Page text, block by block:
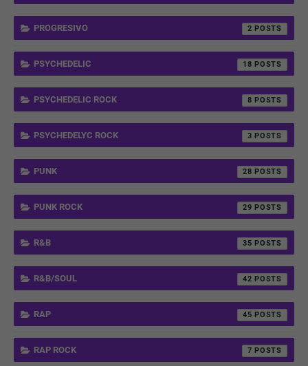
PROGRESIVO 2
PSYCHEDELIC 18
PSYCHEDELIC ROCK 8
PSYCHEDELYC ROCK 3
PUNK 28
PUNK ROCK 29
R&B 35
R&B/SOUL 42
RAP 45
RAP ROCK 7